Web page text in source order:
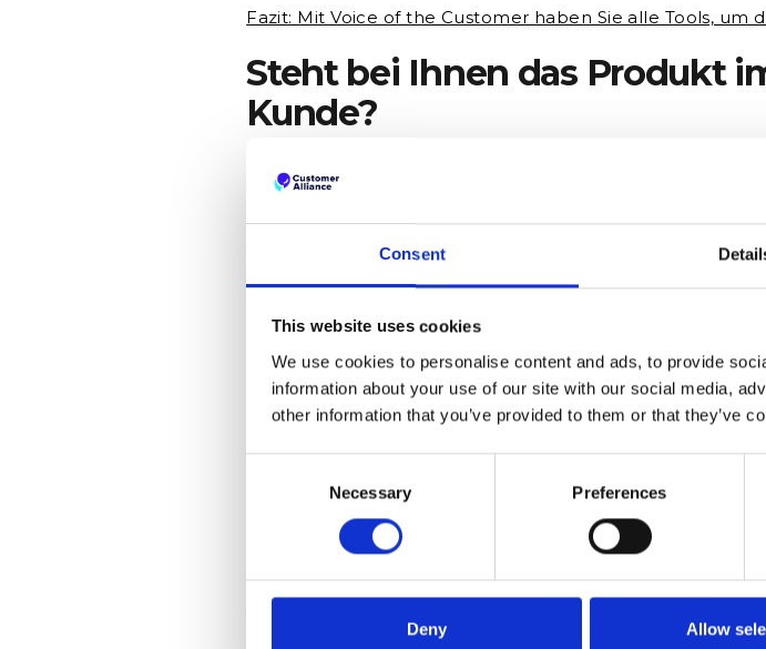
Consent
This website uses cookies
We use cookies to personalise content and ads, to provide
information about your use of our site with our social media,
other information that you’ve provided to them or that they’ve
Necessary Preferences
Deny Allow
Fazit: Mit Voice of the Customer haben Sie alle Tools,
Steht bei Ihnen das Produkt
Kunde?
Kundenorientierung (Customer Centricity) das A und O
.
woran das liegt.Diese Frage sollten Sie dem Kunden
Produkt kaufen soll!Am besten verwenden Sie dafür
Unternehmens/Produkts. Unternehmen, welche
weiterentwickeln und auf die Kundenbedürfnisse
Wenn Sie also dauerhaft die Kundenzufriedenheit
Richtung gemacht.Das Messen der
immer eineKundenzufriedenheitsanalyse und Text-
Maßnahmen nutzen. Sie werden so in der Lage sein, Ihr
Kundenzufriedenheit:
Auswertung
Wenn Sie die Kundenzufriedenheit messen &